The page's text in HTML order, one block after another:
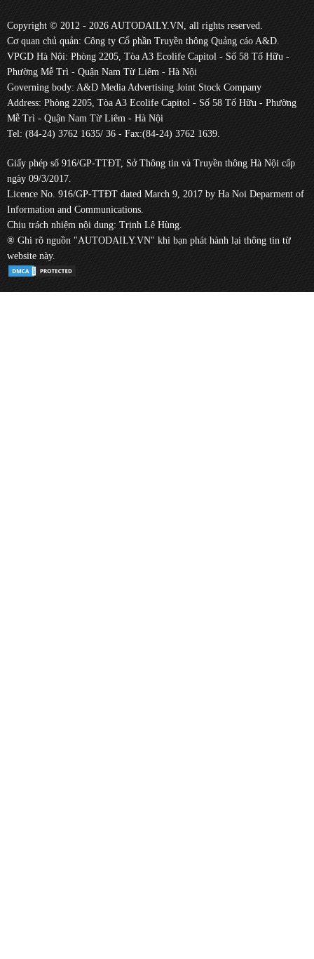
Copyright © 2012 - 2026 AUTODAILY.VN, all rights reserved.
Cơ quan chủ quản: Công ty Cổ phần Truyền thông Quảng cáo A&D.
VPGD Hà Nội: Phòng 2205, Tòa A3 Ecolife Capitol - Số 58 Tố Hữu -
Phường Mễ Trì - Quận Nam Từ Liêm - Hà Nội
Governing body: A&D Media Advertising Joint Stock Company
Address: Phòng 2205, Tòa A3 Ecolife Capitol - Số 58 Tố Hữu - Phường
Mễ Trì - Quận Nam Từ Liêm - Hà Nội
Tel: (84-24) 3762 1635/ 36 - Fax:(84-24) 3762 1639.
Giấy phép số 916/GP-TTĐT, Sở Thông tin và Truyền thông Hà Nội cấp
ngày 09/3/2017.
Licence No. 916/GP-TTĐT dated March 9, 2017 by Ha Noi Deparment of
Information and Communications.
Chịu trách nhiệm nội dung: Trịnh Lê Hùng.
® Ghi rõ nguồn "AUTODAILY.VN" khi bạn phát hành lại thông tin từ
website này.